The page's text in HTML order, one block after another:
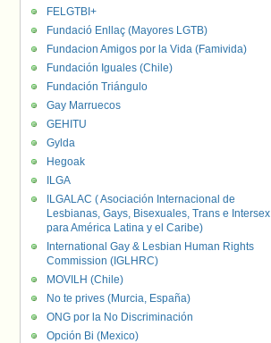
FELGTBI+
Fundació Enllaç (Mayores LGTB)
Fundacion Amigos por la Vida (Famivida)
Fundación Iguales (Chile)
Fundación Triángulo
Gay Marruecos
GEHITU
Gylda
Hegoak
ILGA
ILGALAC ( Asociación Internacional de
Lesbianas, Gays, Bisexuales, Trans e Intersex
para América Latina y el Caribe)
International Gay & Lesbian Human Rights
Commission (IGLHRC)
MOVILH (Chile)
No te prives (Murcia, España)
ONG por la No Discriminación
Opción Bi (Mexico)